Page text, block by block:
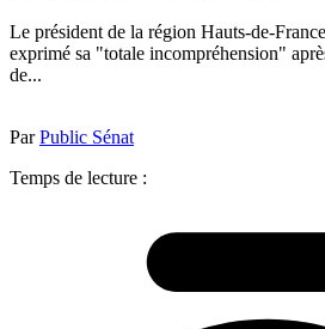
Le président de la région Hauts-de-
exprimé sa "totale incompréhension"
de...
ParPublic Sénat
Temps de lecture :